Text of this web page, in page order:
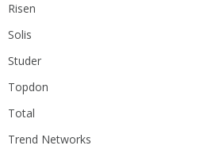
Risen
Solis
Studer
Topdon
Total
Trend Networks